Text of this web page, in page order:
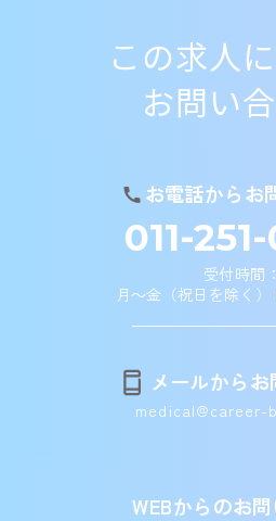
この求人
お問い
お電話からお
011-
受付時間：
月～金（祝日を除く
メールから
medical@career-
WEBからのお